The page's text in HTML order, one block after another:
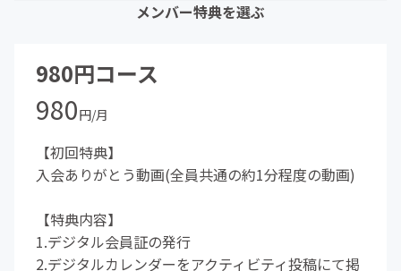
メンバー特典を選ぶ
980円コース
980円/月
【初回特典】
入会ありがとう動画(全員共通の約1分程度の動画)
【特典内容】
1.デジタル会員証の発行
2.デジタルカレンダーをアクティビティ投稿にて掲